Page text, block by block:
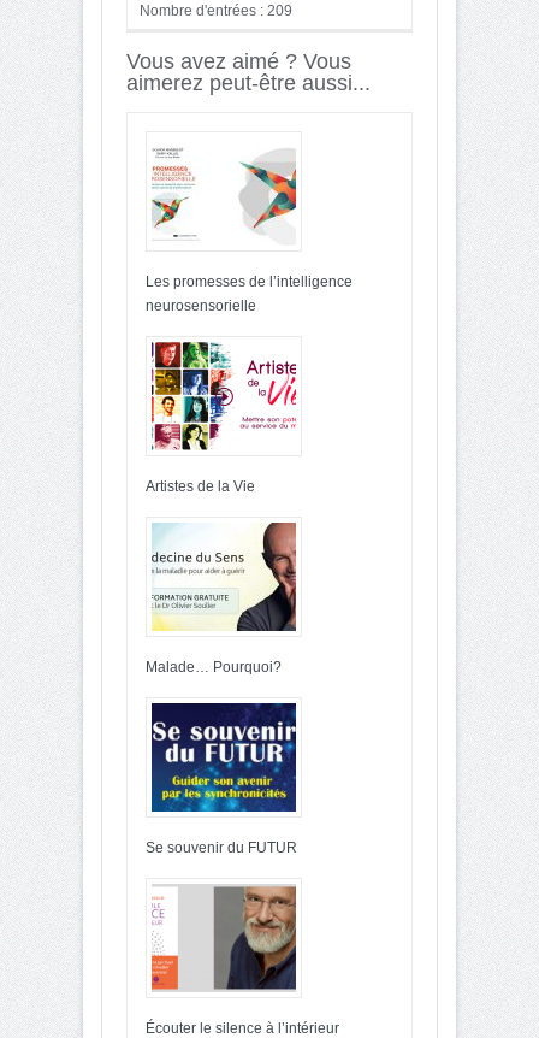
Nombre d'entrées : 209
Vous avez aimé ? Vous
aimerez peut-être aussi...
Les promesses de l’intelligence
neurosensorielle
Artistes de la Vie
Malade… Pourquoi?
Se souvenir du FUTUR
Écouter le silence à l’intérieur